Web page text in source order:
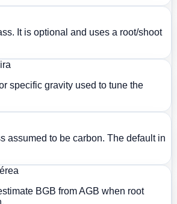
It is optional and uses a root/shoot
specific gravity used to tune the
assumed to be carbon. The default in
BGB from AGB when root